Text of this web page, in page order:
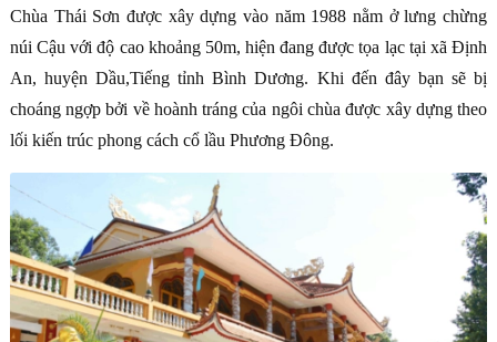
Chùa Thái Sơn được xây dựng vào năm 1988 nằm ở lưng chừng
núi Cậu với độ cao khoảng 50m, hiện đang được tọa lạc tại xã Định
An, huyện Dầu,Tiếng tỉnh Bình Dương. Khi đến đây bạn sẽ bị
choáng ngợp bởi về hoành tráng của ngôi chùa được xây dựng theo
lối kiến trúc phong cách cổ lầu Phương Đông.